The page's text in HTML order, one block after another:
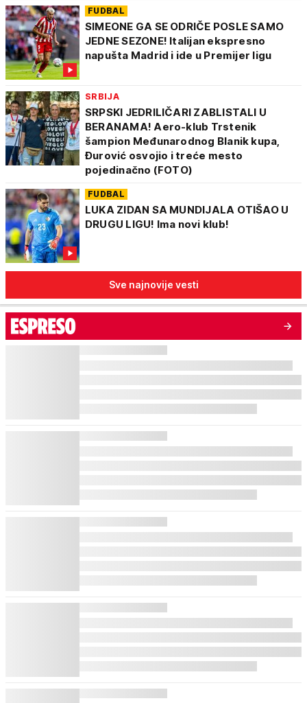
FUDBAL
SIMEONE GA SE ODRIČE POSLE SAMO
JEDNE SEZONE! Italijan ekspresno
napušta Madrid i ide u Premijer ligu
SRBIJA
SRPSKI JEDRILIČARI ZABLISTALI U
BERANAMA! Aero-klub Trstenik
šampion Međunarodnog Blanik kupa,
Đurović osvojio i treće mesto
pojedinačno (FOTO)
FUDBAL
LUKA ZIDAN SA MUNDIJALA OTIŠAO U
DRUGU LIGU! Ima novi klub!
Sve najnovije vesti